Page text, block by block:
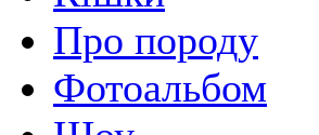
Про породу
Фотоальбом